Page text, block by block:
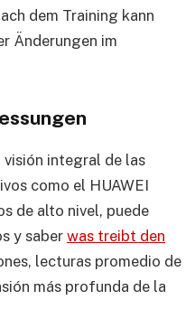
dem Training kann
Änderungen im
integral de las
como el HUAWEI
de alto nivel, puede
y saber was treibt den
lecturas promedio de
más profunda de la